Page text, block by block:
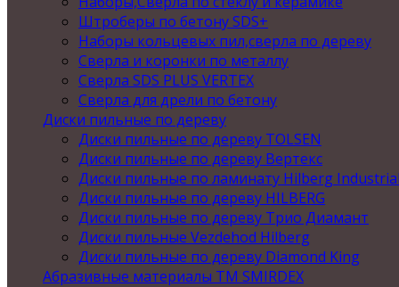
Штроберы по бетону SDS+
Наборы кольцевых пил,сверла по дереву
Сверла и коронки по металлу
Сверла SDS PLUS VERTEX
Сверла для дрели по бетону
Диски пильные по дереву
Диски пильные по дереву TOLSEN
Диски пильные по дереву Вертекс
Диски пильные по ламинату Hilberg
Диски пильные по дереву HILBERG
Диски пильные по дереву Трио Диамант
Диски пильные Vezdehod Hilberg
Диски пильные по дереву Diamond King
Абразивные материалы ТМ SMIRDEX